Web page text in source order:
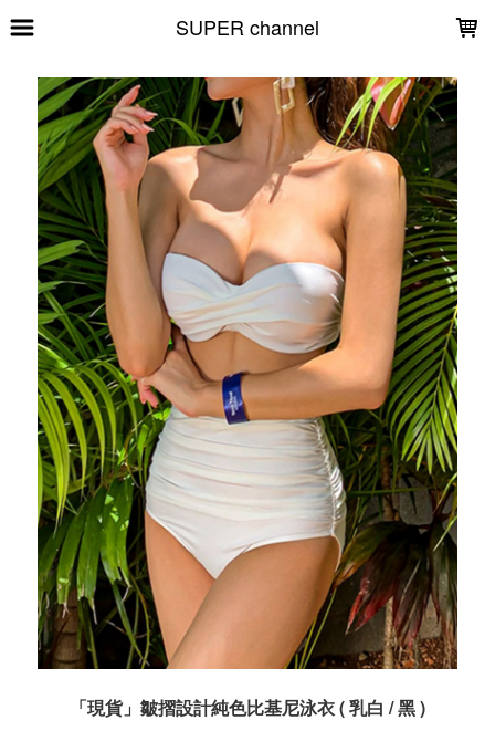
SUPER channel
「現貨」皺摺設計純色比基尼泳衣 ( 乳白 / 黑 )